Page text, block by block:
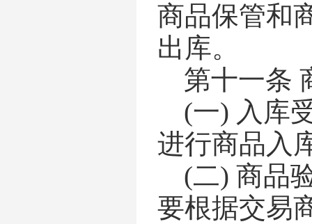
商品保管和
出库。
第十一条
(一) 入库
进行商品入
(二) 商品
要根据交易